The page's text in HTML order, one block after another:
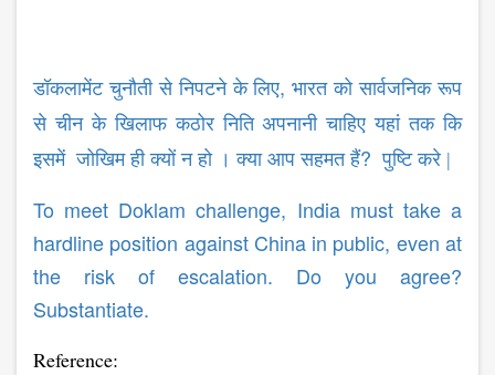
डॉकलामेंट चुनौती से निपटने के लिए,भारत को सार्वजनिक रूप
से चीन के खिलाफ कठोर निति अपनानी चाहिए यहां तक कि
इसमें जोखिम ही क्यों न हो । क्या आप सहमत हैं? पुष्टि करे |
To meet Doklam challenge, India must take a
hardline position against China in public, even at
the risk of escalation. Do you agree?
Substantiate.
Reference: